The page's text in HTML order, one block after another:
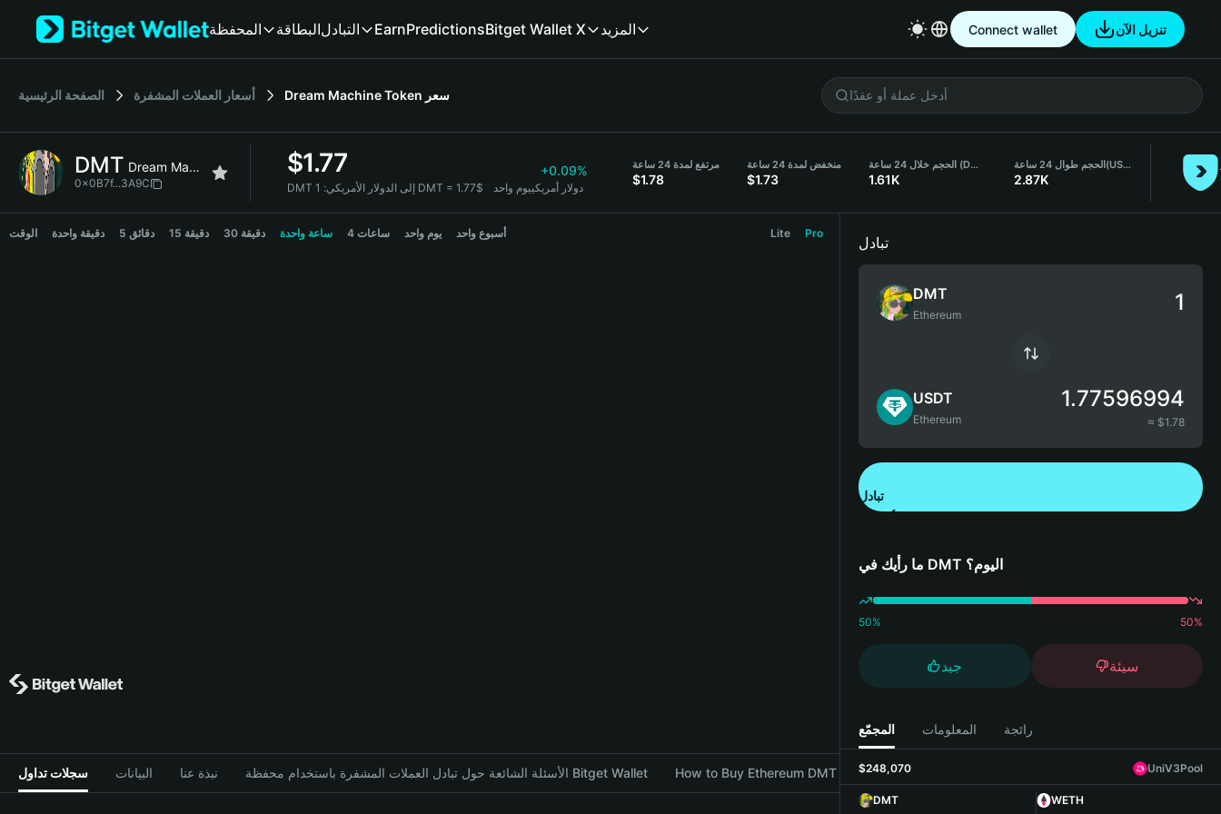
Tiếng Việt
Español (Latinoamérica)
Français
Deutsch
繁體中文
المحفظة البطاقةالتبادل EarnPredictionsBitget Wallet X المزيد Connect wallet تنزيل الآن
الصفحة الرئيسية أسعار العملات المشفرة Dream Machine Token سعر
DMT Dream Machine Token
0x0B7f...3A9C
$1.77 +0.09%
DMT إلى الدولار الأمريكي: 1 DMT = 1.77$ دولار أمريكييوم واحد
مرتفع لمدة 24 ساعة
$1.78
منخفض لمدة 24 ساعة
$1.73
الحجم خلال 24 ساعة (DMT)
1.61K
الحجم طوال 24 ساعة(USDT)
2.87K
DMT Price Chart
الوقت دقيقة واحدة 5 دقائق 15 دقيقة 30 دقيقة ساعة واحدة 4 ساعات يوم واحد أسبوع واحد Lite Pro
سجلات تداول البيانات نبذة عنا الأسئلة الشائعة حول تبادل العملات المشفرة باستخدام محفظة Bitget Wallet How to Buy Ethereum DMT with Bitget Wallet
تبادل
DMT
Ethereum
USDT
Ethereum
1.77596994
≈ $1.78
تبادل
ما رأيك في DMT اليوم؟
50% 50%
جيد سيئة
المجمّع المعلومات رائجة
$248,070 UniV3Pool
DMT
WETH